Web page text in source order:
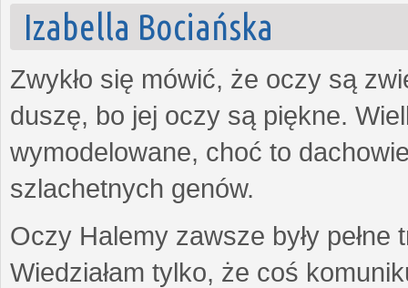
Izabella Bociańska
Zwykło się mówić, że oczy są
duszę, bo jej oczy są piękne.
wymodelowane, choć to
szlachetnych genów.
Oczy Halemy zawsze były
Wiedziałam tylko, że coś